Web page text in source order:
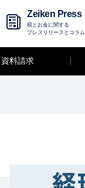
Zeiken Press
税とお金に関する
プレスリリースとコラム
資料請求